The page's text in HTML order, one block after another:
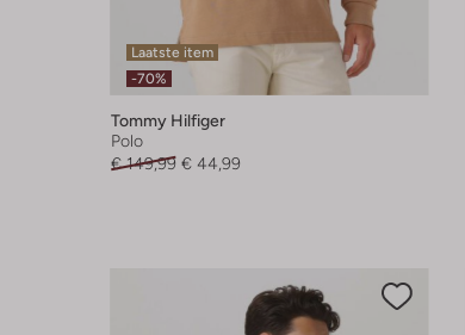
Laatste item
-70%
Tommy Hilfiger
Polo
€ 149,99 € 44,99